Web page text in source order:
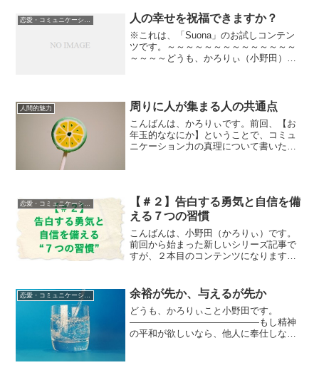
恋愛・コミュニケーション 人の幸せを祝福できますか？
※これは、「Suona」のお試しコンテン
ツです。～～～～～～～～～～～～～～
～～～～どうも、かろりぃ（小野田）で
す。ここも２～３回...
人間的魅力 周りに人が集まる人の共通点
こんばんは、かろりぃです。前回、【お
年玉的ななにか】ということで、コミュ
ニケーション力の真理について書いたレ
【＃２】告白する勇気と自信を備
える７つの習慣
こんばんは、小野田（かろりぃ）です。
前回から始まった新しいシリーズ記事で
すが、２本目のコンテンツになります。
は、シンプルなことでしたが意外と意識
してない人が多いことを紹介...
恋愛・コミュニケーション 余裕が先か、与えるが先か
どうも、かろりぃこと小野田です。
――――――――――――――もし精神
の平和が欲しいなら、他人に奉仕しなさ